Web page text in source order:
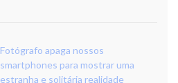
Fotógrafo apaga nossos
smartphones para mostrar uma
estranha e solitária realidade